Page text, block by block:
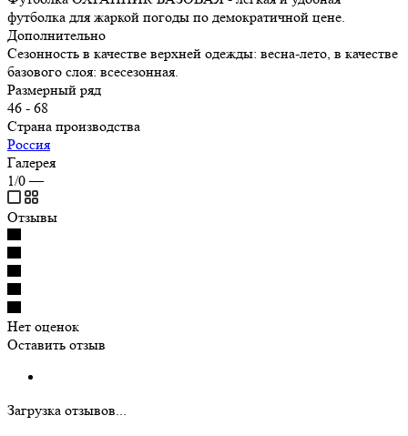
футболка для жаркой погоды по демократичной цене.
Дополнительно
Сезонность в качестве верхней одежды: весна-лето, в качестве
базового слоя: всесезонная.
Размерный ряд
46 - 68
Страна производства
Россия
Галерея
1/0 —
Отзывы
Нет оценок
Оставить отзыв
Загрузка отзывов...